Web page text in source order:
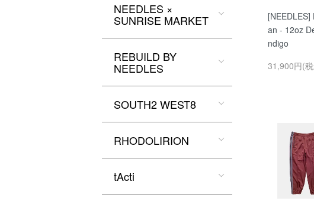
[NEEDLES]
an - 12oz
ndigo
31,900円(
NEEDLES ×
SUNRISE MARKET
REBUILD BY
NEEDLES
SOUTH2 WEST8
RHODOLIRION
tActi